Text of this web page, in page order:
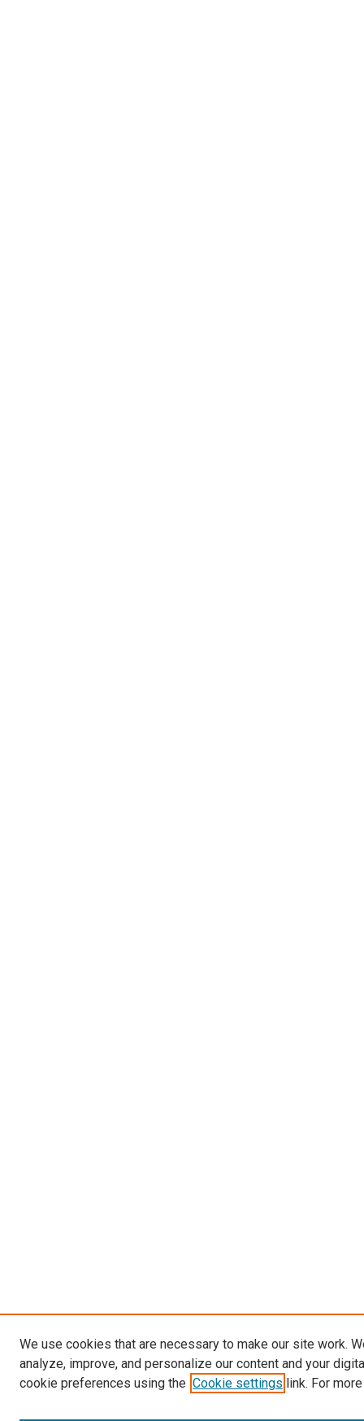
We use cookies that are necessary to make our site work.
analyze, improve, and personalize our content and your
cookie preferences using the Cookie settings link. For